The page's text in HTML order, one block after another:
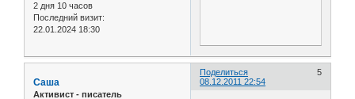
2 дня 10 часов
Последний визит:
22.01.2024 18:30
Поделиться
5
08.12.2011 22:54
Саша
Активист - писатель